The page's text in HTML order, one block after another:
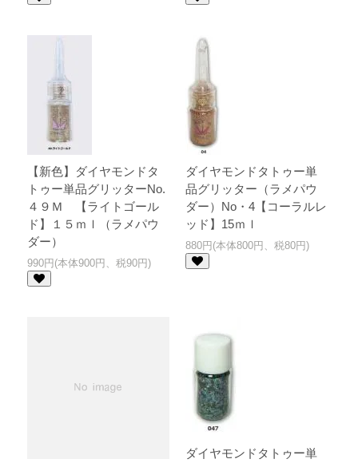
【新色】ダイヤモンドタ
トゥー単品グリッターNo.
４９Ｍ 【ライトゴール
ド】１５ｍｌ（ラメパウ
ダー）
990円(本体900円、税90円)
ダイヤモンドタトゥー単
品グリッター（ラメパウ
ダー）No・4【コーラルレ
ッド】15ｍｌ
880円(本体800円、税80円)
ダイヤモンドタトゥー単